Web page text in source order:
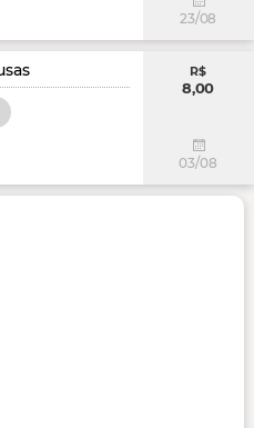
23/08
R$
8,00
03/08